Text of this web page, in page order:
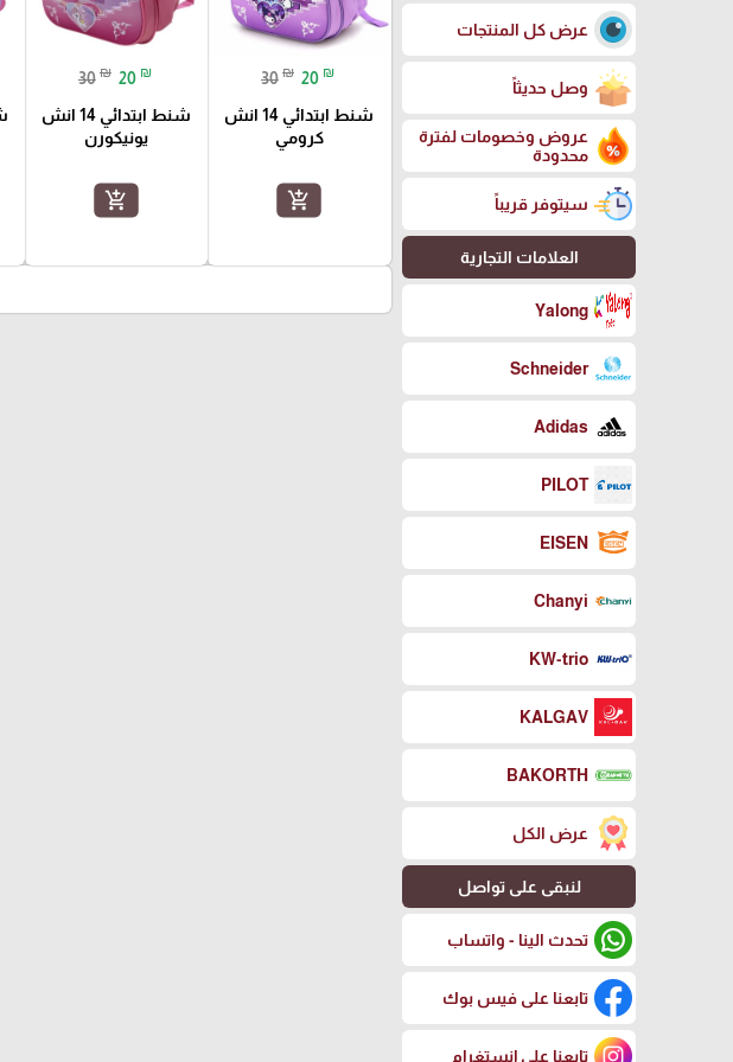
عرض كل المنتجات
وصل حديثاً
عروض وخصومات لفترة
محدودة
سيتوفر قريباً
العلامات التجارية
Yalong
Schneider
Adidas
PILOT
EISEN
Chanyi
KW-trio
KALGAV
BAKORTH
عرض الكل
لنبقى على تواصل
تحدث الينا - واتساب
تابعنا على فيس بوك
تابعنا على إنستغرام
30 ₪ 20 ₪
شنط ابتدائي 14 انش
كرومي
add_shopping_cart
30 ₪ 20 ₪
شنط ابتدائي 14 انش
يونيكورن
add_shopping_cart